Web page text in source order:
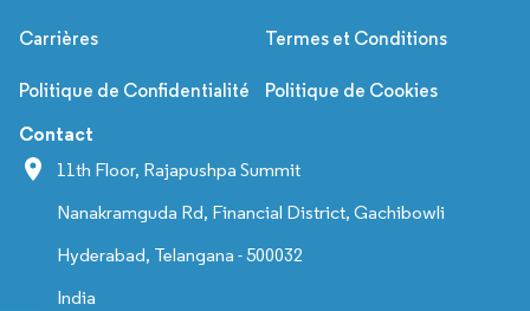
Carrières Termes et Conditions
Politique de Confidentialité Politique de Cookies
Contact
11th Floor, Rajapushpa Summit
Nanakramguda Rd, Financial District, Gachibowli
Hyderabad, Telangana - 500032
India